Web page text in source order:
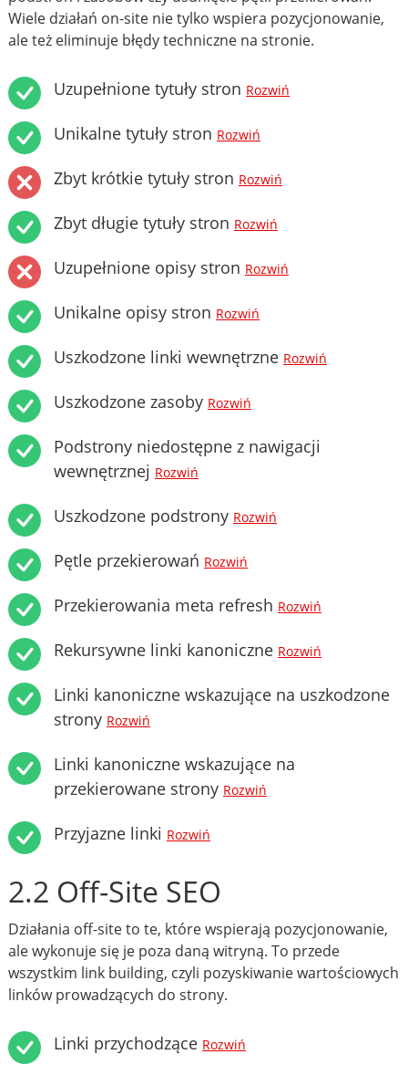
Wiele działań on-site nie tylko wspiera pozycjonowanie,
ale też eliminuje błędy techniczne na stronie.
Uzupełnione tytuły stron Rozwiń
Unikalne tytuły stron Rozwiń
Zbyt krótkie tytuły stron Rozwiń
Zbyt długie tytuły stron Rozwiń
Uzupełnione opisy stron Rozwiń
Unikalne opisy stron Rozwiń
Uszkodzone linki wewnętrzne Rozwiń
Uszkodzone zasoby Rozwiń
Podstrony niedostępne z nawigacji
wewnętrznej Rozwiń
Uszkodzone podstrony Rozwiń
Pętle przekierowań Rozwiń
Przekierowania meta refresh Rozwiń
Rekursywne linki kanoniczne Rozwiń
Linki kanoniczne wskazujące na uszkodzone
strony Rozwiń
Linki kanoniczne wskazujące na
przekierowane strony Rozwiń
Przyjazne linki Rozwiń
2.2 Off-Site SEO
Działania off-site to te, które wspierają pozycjonowanie,
ale wykonuje się je poza daną witryną. To przede
wszystkim link building, czyli pozyskiwanie wartościowych
linków prowadzących do strony.
Linki przychodzące Rozwiń